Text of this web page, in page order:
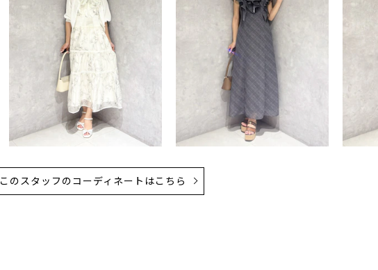
このスタッフのコーディネートはこちら